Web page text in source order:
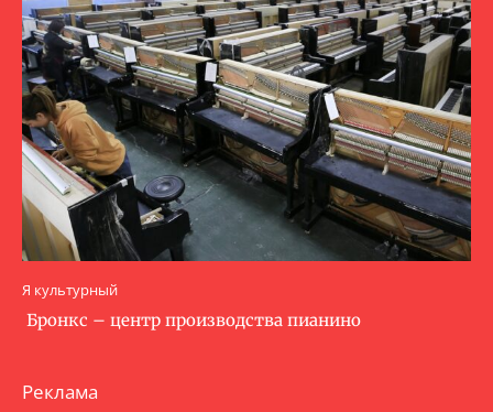
Я культурный
Бронкс – центр производства пианино
Реклама